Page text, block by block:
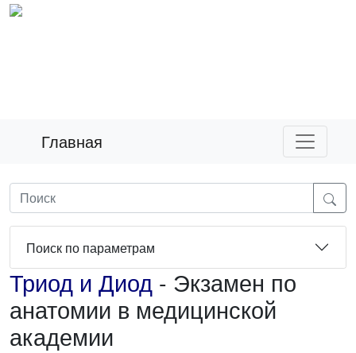
Главная
Поиск по параметрам
Триод и Диод - Экзамен по
анатомии в медицинской
академии